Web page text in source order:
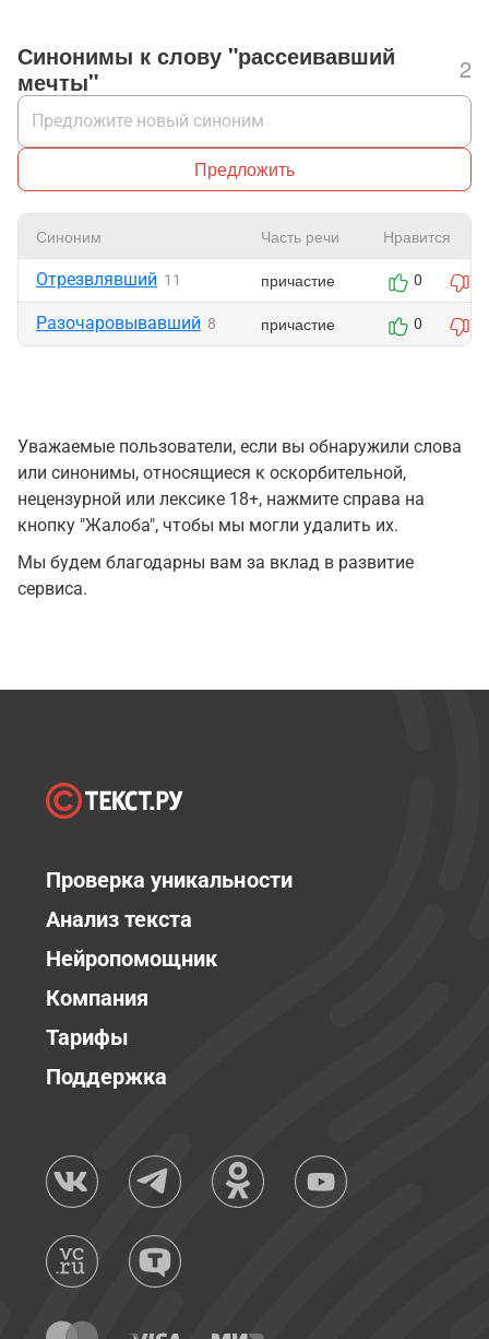
Синонимы к слову "рассеивавший
мечты"
2
Предложить
Синоним Часть речи Нравится
Отрезвлявший 11 причастие 0
Разочаровывавший 8 причастие 0
Уважаемые пользователи, если вы обнаружили слова
или синонимы, относящиеся к оскорбительной,
нецензурной или лексике 18+, нажмите справа на
кнопку "Жалоба", чтобы мы могли удалить их.
Мы будем благодарны вам за вклад в развитие
сервиса.
Проверка уникальности
Анализ текста
Нейропомощник
Компания
Тарифы
Поддержка